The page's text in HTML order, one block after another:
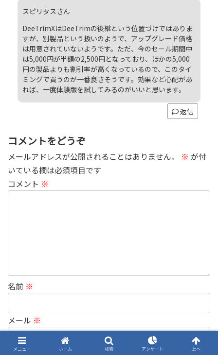
スピリタスさん
DeeTrimXはDeeTrimの後継という位置づけではありま
すが、別製品という扱いのようで、アップグレード価格
は用意されていないようです。ただ、今のセール期間中
は5,000円が半額の2,500円となっており、ほかの5,000
円の製品よりも割引率が高くなっているので、このタイ
ミングで買うのが一番良さそうです。効果など心配があ
れば、一度体験版を試してみるのがいいと思います。
返信
コメントをどうぞ
メールアドレスが公開されることはありません。 ※ が付
いている欄は必須項目です
コメント ※
名前 ※
メール ※
メニュー ホーム 検索 アンケート 上へ